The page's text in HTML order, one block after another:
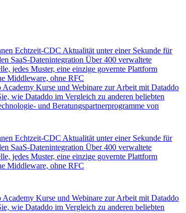
Echtzeit-CDC Aktualität unter einer Sekunde für
SaaS-Datenintegration Über 400 verwaltete
jedes Muster, eine einzige governte Plattform
Middleware, ohne RFC
Academy Kurse und Webinare zur Arbeit mit Dataddo
wie Dataddo im Vergleich zu anderen beliebten
und Beratungspartnerprogramme von
Echtzeit-CDC Aktualität unter einer Sekunde für
SaaS-Datenintegration Über 400 verwaltete
jedes Muster, eine einzige governte Plattform
Middleware, ohne RFC
Academy Kurse und Webinare zur Arbeit mit Dataddo
wie Dataddo im Vergleich zu anderen beliebten